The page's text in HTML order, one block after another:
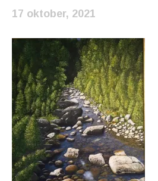
17 oktober, 2021